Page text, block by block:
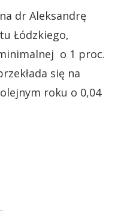
dr Aleksandrę
Łódzkiego,
o 1 proc.
się na
roku o 0,04